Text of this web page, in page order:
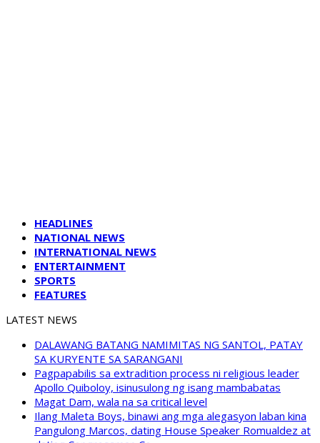
HEADLINES
NATIONAL NEWS
INTERNATIONAL NEWS
ENTERTAINMENT
SPORTS
FEATURES
LATEST NEWS
DALAWANG BATANG NAMIMITAS NG SANTOL, PATAY
SA KURYENTE SA SARANGANI
Pagpapabilis sa extradition process ni religious leader
Apollo Quiboloy, isinusulong ng isang mambabatas
Magat Dam, wala na sa critical level
Ilang Maleta Boys, binawi ang mga alegasyon laban kina
Pangulong Marcos, dating House Speaker Romualdez at